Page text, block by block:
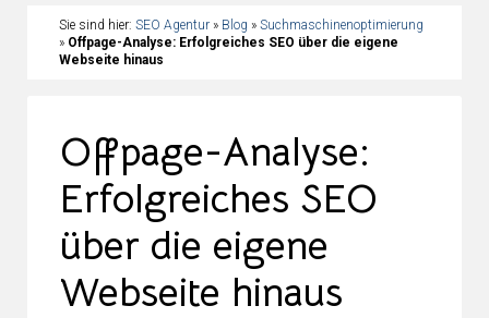
Sie sind hier: SEO Agentur » Blog » Suchmaschinenoptimierung
» Offpage-Analyse: Erfolgreiches SEO über die eigene
Webseite hinaus
Offpage-Analyse:
Erfolgreiches SEO
über die eigene
Webseite hinaus